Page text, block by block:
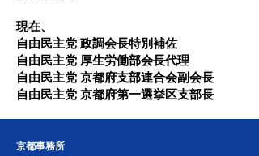
現在、
​自由民主党 政調会長特別補佐
​自由民主党 厚生労働部会長代理
自由民主党 京都府支部連合会副会長
自由民主党 京都府第一選挙区支部長
京都事務所